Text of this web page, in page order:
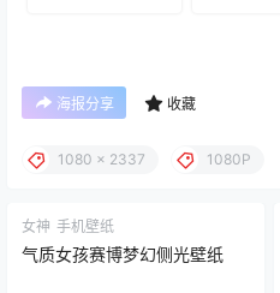
海报分享 收藏
1080 x 2337 1080P
女神 手机壁纸
气质女孩赛博梦幻侧光壁纸